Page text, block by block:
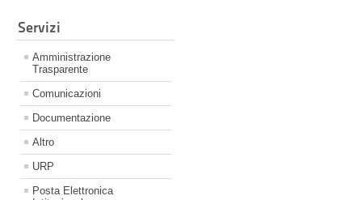
Servizi
Amministrazione
Trasparente
Comunicazioni
Documentazione
Altro
URP
Posta Elettronica